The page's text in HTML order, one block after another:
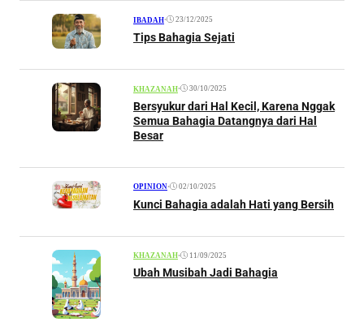
IBADAH• 23/12/2025
Tips Bahagia Sejati
KHAZANAH• 30/10/2025
Bersyukur dari Hal Kecil, Karena Nggak
Semua Bahagia Datangnya dari Hal
Besar
OPINION• 02/10/2025
Kunci Bahagia adalah Hati yang Bersih
KHAZANAH• 11/09/2025
Ubah Musibah Jadi Bahagia